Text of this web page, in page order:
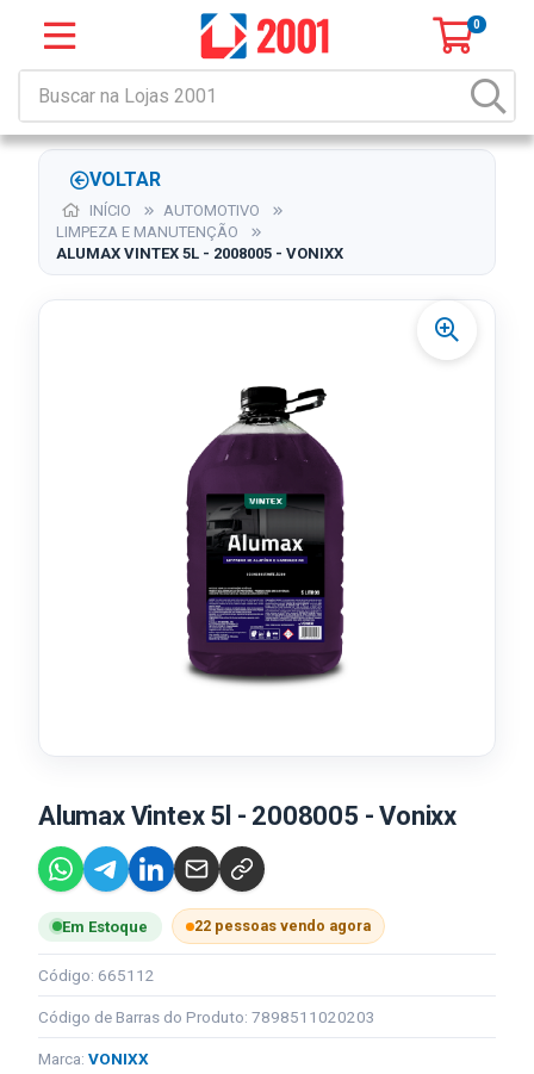
0
VOLTAR
INÍCIO
AUTOMOTIVO
LIMPEZA E MANUTENÇÃO
ALUMAX VINTEX 5L - 2008005 - VONIXX
Alumax Vintex 5l - 2008005 - Vonixx
Em Estoque 22 pessoas vendo agora
Código: 665112
Código de Barras do Produto: 7898511020203
Marca: VONIXX